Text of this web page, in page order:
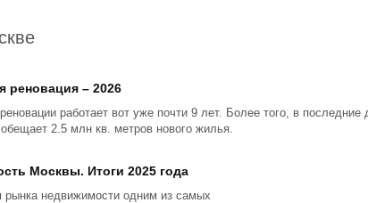
реновация – 2026
работает вот уже почти 9 лет. Более того, в
2.5 млн кв. метров нового жилья.
Москвы. Итоги 2025 года
недвижимости одним из самых